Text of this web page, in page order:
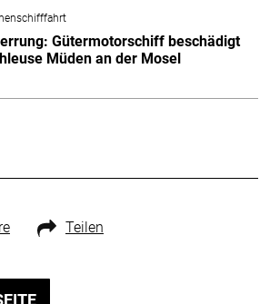
Gütermotorschiff beschädigt
Müden an der Mosel
Teilen